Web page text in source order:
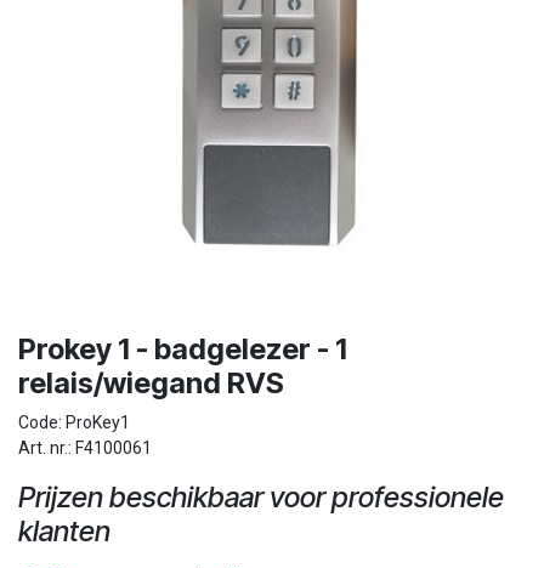
Prokey 1 - badgelezer - 1
relais/wiegand RVS
Code: ProKey1
Art. nr.: F4100061
Prijzen beschikbaar voor professionele
klanten